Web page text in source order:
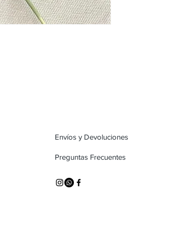
Envíos y Devoluciones
Preguntas Frecuentes